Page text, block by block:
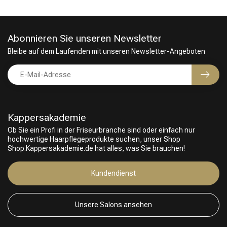
Kappersakademie
Ob Sie ein Profi in der Friseurbranche sind oder einfach nur
hochwertige Haarpflegeprodukte suchen, unser Shop
Shop.Kappersakademie.de hat alles, was Sie brauchen!
Kundendienst
Unsere Salons ansehen
Abonnieren Sie unseren Newsletter
Bleibe auf dem Laufenden mit unseren Newsletter-Angeboten